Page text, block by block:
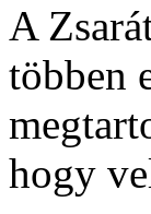
A
többen
hogy